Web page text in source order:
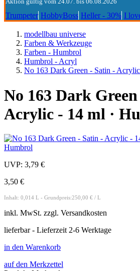
Trumpeter HobbyBoss Heller - 30% I
modellbau universe
Farben & Werkzeuge
Farben - Humbrol
Humbrol - Acryl
No 163 Dark Green - Satin -
No 163 Dark
Acrylic - 14 ml ·
UVP: 3,79 €
3,50 €
Inhalt: 0,014 L - Grundpreis:250,00 € / L
inkl. MwSt. zzgl. Versandkosten
lieferbar - Lieferzeit 2-6 Werktage
in den Warenkorb
auf den Merkzettel